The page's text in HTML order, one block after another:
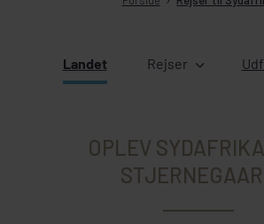
Landet Rejser
OPLEV